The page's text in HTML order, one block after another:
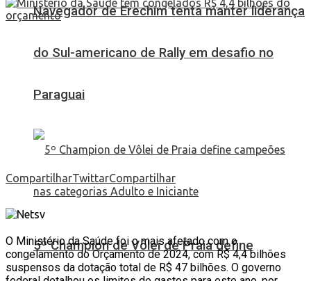
Navegador de Erechim tenta manter liderança
do Sul-americano de Rally em desafio no
Paraguai
5º Champion de Vôlei de Praia define
CompartilharTwittarCompartilhar
O Ministério da Saúde foi o mais afetado com o
congelamento do Orçamento de 2024, com R$ 4,4 bilhões
suspensos da dotação total de R$ 47 bilhões. O governo